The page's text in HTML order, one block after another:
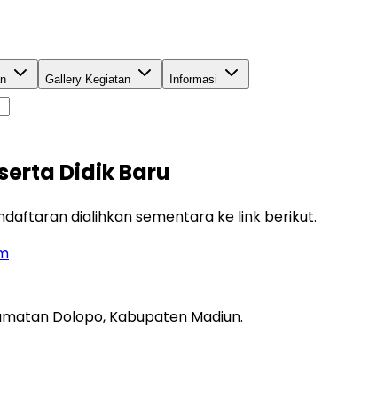
Gallery Kegiatan Informasi
Didik Baru
dialihkan sementara ke link berikut.
Dolopo, Kabupaten Madiun.